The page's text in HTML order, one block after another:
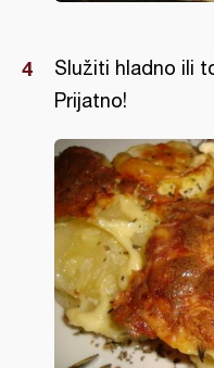
Služiti hladno ili
Prijatno!